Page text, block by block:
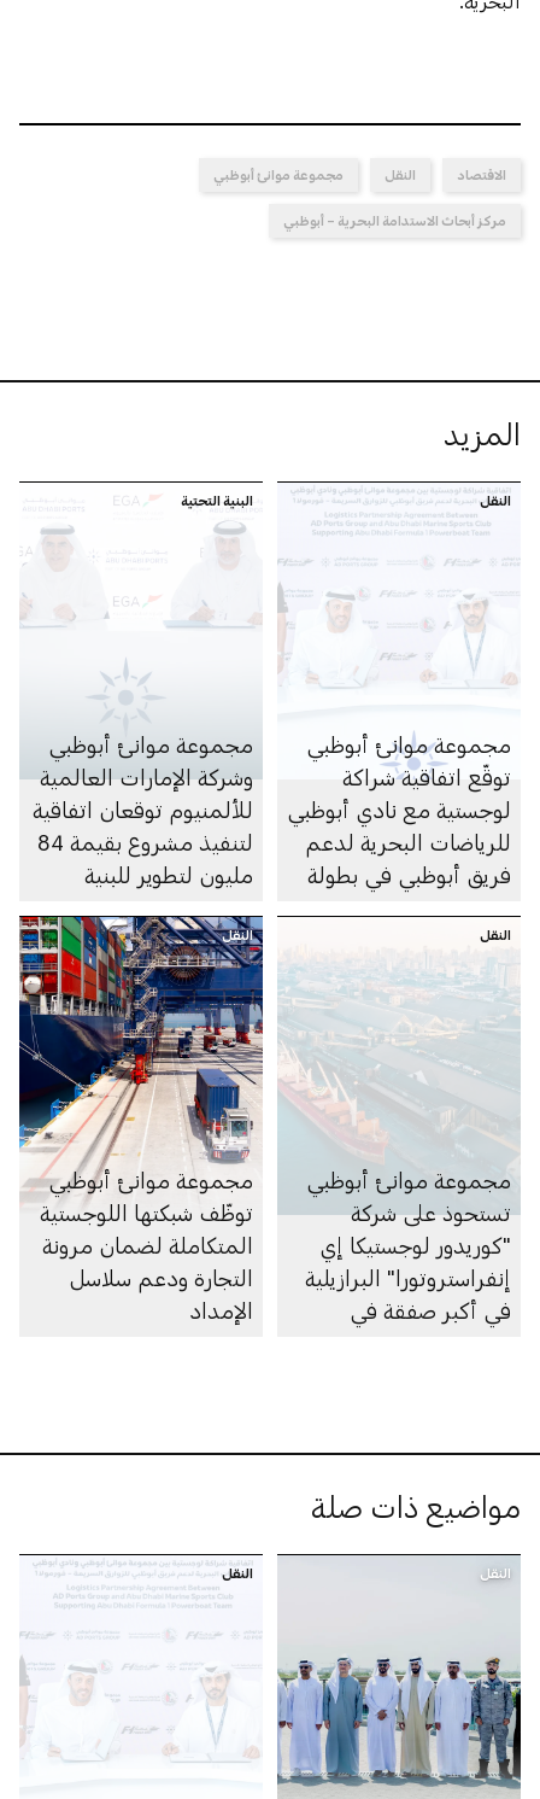
الاقتصاد النقل مجموعة موانئ أبوظبي
مركز أبحاث الاستدامة البحرية – أبوظبي
المزيد
النقل
مجموعة موانئ أبوظبي
توقّع اتفاقية شراكة
لوجستية مع نادي أبوظبي
للرياضات البحرية لدعم
فريق أبوظبي في بطولة
للزوارق السريعة
البنية التحتية
مجموعة موانئ أبوظبي
وشركة الإمارات العالمية
للألمنيوم توقعان اتفاقية
لتنفيذ مشروع بقيمة 84
مليون لتطوير للبنية
النقل
مجموعة موانئ أبوظبي
تستحوذ على شركة
"كوريدور لوجستيكا إي
إنفراستروتورا" البرازيلية
في أكبر صفقة في
النقل
مجموعة موانئ أبوظبي
توظّف شبكتها اللوجستية
المتكاملة لضمان مرونة
التجارة ودعم سلاسل
الإمداد
مواضيع ذات صلة
النقل النقل